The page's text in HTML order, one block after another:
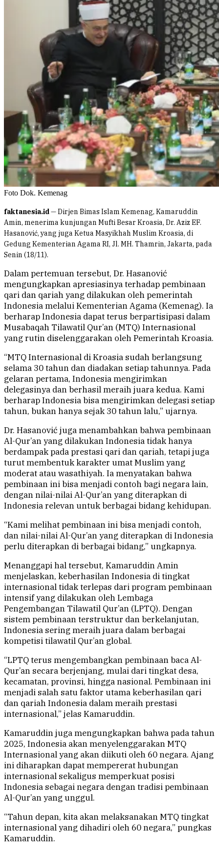
Foto Dok. Kemenag
faktanesia.id— Dirjen Bimas Islam Kemenag, Kamaruddin
Amin, menerima kunjungan Mufti Besar Kroasia, Dr. Aziz EF.
Hasanović, yang juga Ketua Masyikhah Muslim Kroasia, di
Gedung Kementerian Agama RI, Jl. MH. Thamrin, Jakarta, pada
Senin (18/11).
Dalam pertemuan tersebut, Dr. Hasanović
mengungkapkan apresiasinya terhadap pembinaan
qari dan qariah yang dilakukan oleh pemerintah
Indonesia melalui Kementerian Agama (Kemenag). Ia
berharap Indonesia dapat terus berpartisipasi dalam
Musabaqah Tilawatil Qur’an (MTQ) Internasional
yang rutin diselenggarakan oleh Pemerintah Kroasia.
“MTQ Internasional di Kroasia sudah berlangsung
selama 30 tahun dan diadakan setiap tahunnya. Pada
gelaran pertama, Indonesia mengirimkan
delegasinya dan berhasil meraih juara kedua. Kami
berharap Indonesia bisa mengirimkan delegasi setiap
tahun, bukan hanya sejak 30 tahun lalu,” ujarnya.
Dr. Hasanović juga menambahkan bahwa pembinaan
Al-Qur’an yang dilakukan Indonesia tidak hanya
berdampak pada prestasi qari dan qariah, tetapi juga
turut membentuk karakter umat Muslim yang
moderat atau wasathiyah. Ia menyatakan bahwa
pembinaan ini bisa menjadi contoh bagi negara lain,
dengan nilai-nilai Al-Qur’an yang diterapkan di
Indonesia relevan untuk berbagai bidang kehidupan.
“Kami melihat pembinaan ini bisa menjadi contoh,
dan nilai-nilai Al-Qur’an yang diterapkan di Indonesia
perlu diterapkan di berbagai bidang,” ungkapnya.
Menanggapi hal tersebut, Kamaruddin Amin
menjelaskan, keberhasilan Indonesia di tingkat
internasional tidak terlepas dari program pembinaan
intensif yang dilakukan oleh Lembaga
Pengembangan Tilawatil Qur’an (LPTQ). Dengan
sistem pembinaan terstruktur dan berkelanjutan,
Indonesia sering meraih juara dalam berbagai
kompetisi tilawatil Qur’an global.
“LPTQ terus mengembangkan pembinaan baca Al-
Qur’an secara berjenjang, mulai dari tingkat desa,
kecamatan, provinsi, hingga nasional. Pembinaan ini
menjadi salah satu faktor utama keberhasilan qari
dan qariah Indonesia dalam meraih prestasi
internasional,” jelas Kamaruddin.
Kamaruddin juga mengungkapkan bahwa pada tahun
2025, Indonesia akan menyelenggarakan MTQ
Internasional yang akan diikuti oleh 60 negara. Ajang
ini diharapkan dapat mempererat hubungan
internasional sekaligus memperkuat posisi
Indonesia sebagai negara dengan tradisi pembinaan
Al-Qur’an yang unggul.
“Tahun depan, kita akan melaksanakan MTQ tingkat
internasional yang dihadiri oleh 60 negara,” pungkas
Kamaruddin.